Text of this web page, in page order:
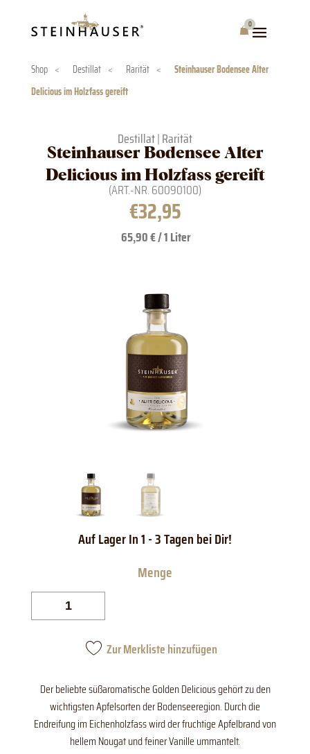
0
Warenkorb
Shop < Destillat < Rarität <
Steinhauser Bodensee Alter
Delicious im Holzfass gereift
Destillat|Rarität
Steinhauser Bodensee Alter
Delicious im Holzfass gereift
(ART.-NR.60090100)
€32,95
65,90 € / 1 Liter
Zur Merkliste hinzufügen
Der beliebte süßaromatische Golden Delicious gehört zu den
wichtigsten Apfelsorten der Bodenseeregion. Durch die
Endreifung im Eichenholzfass wird der fruchtige Apfelbrand von
hellem Nougat und feiner Vanille ummantelt.